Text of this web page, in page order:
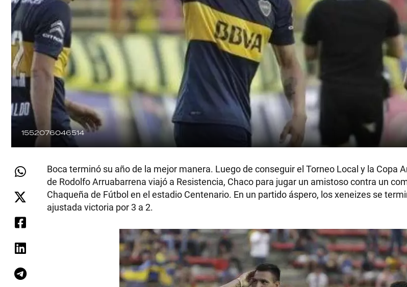
1552076046514
Boca terminó su año de la mejor manera. Luego de conseguir el Torneo Local y la Copa
de Rodolfo Arruabarrena viajó a Resistencia, Chaco para jugar un amistoso contra un
Chaqueña de Fútbol en el estadio Centenario. En un partido áspero, los xeneizes se
ajustada victoria por 3 a 2.